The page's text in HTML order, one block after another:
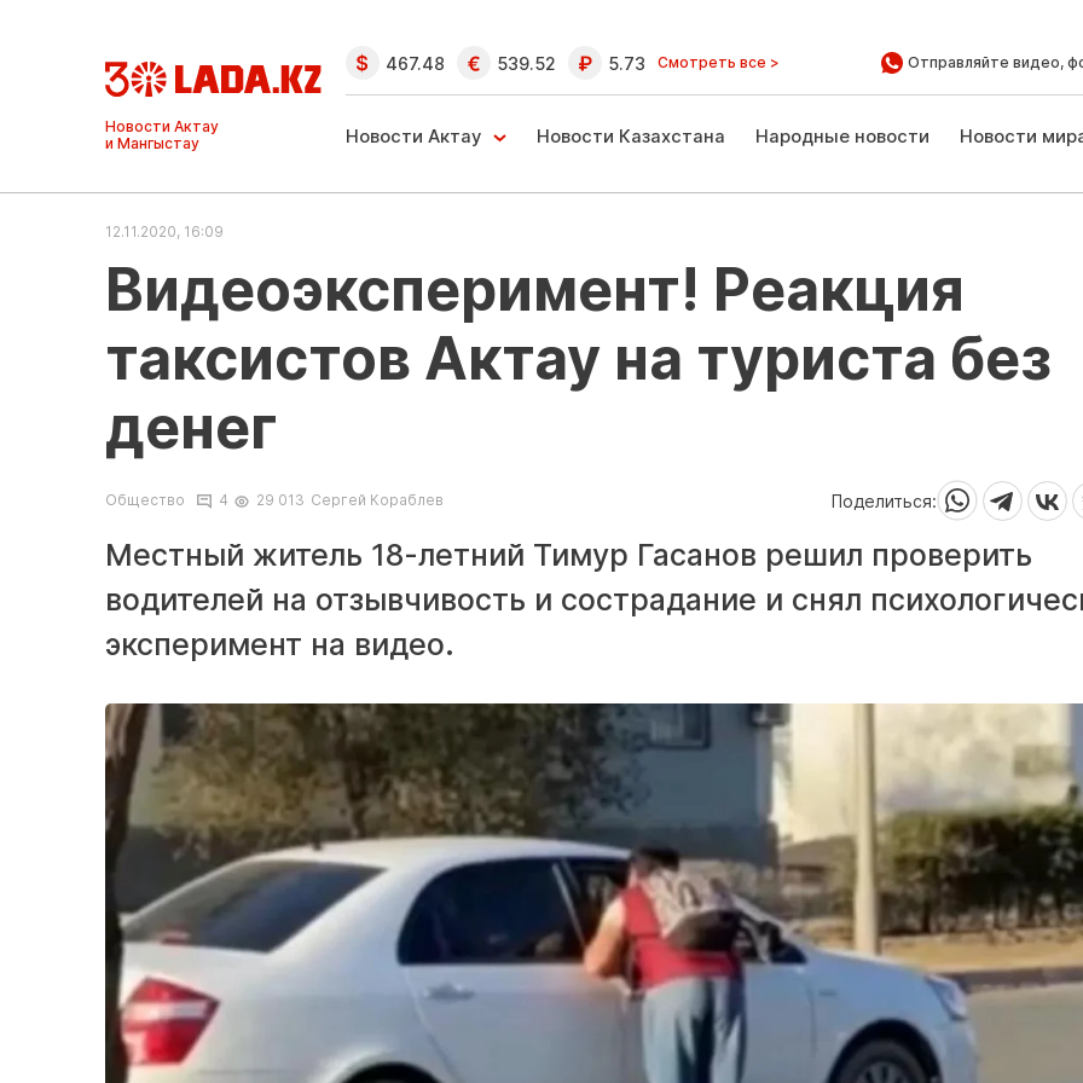
Новости Актау
и Мангыстау
467.48 539.52 5.73 Смотреть все > Отправляйте видео,
Новости Актау Новости Казахстана Народные новости Новости
12.11.2020, 16:09
Видеоэксперимент! Реакция
таксистов Актау на туриста без
денег
Общество 4 29 013 Сергей Кораблев Поделиться:
Местный житель 18-летний Тимур Гасанов решил проверить
водителей на отзывчивость и сострадание и снял
эксперимент на видео.